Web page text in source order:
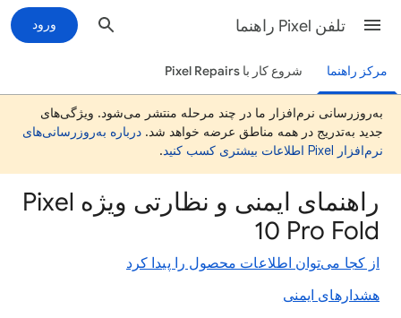
تلفن Pixel راهنما ورود
مرکز راهنما شروع کار با Pixel Repairs
به‌روزرسانی نرم‌افزار ما در چند مرحله منتشر می‌شود. ویژگی‌های
جدید به‌تدریج در همه مناطق عرضه خواهد شد. درباره به‌روزرسانی‌های
نرم‌افزار Pixel اطلاعات بیشتری کسب کنید
.
راهنمای ایمنی و نظارتی ویژه Pixel
10 Pro Fold
از کجا می‌توان اطلاعات محصول را پیدا کرد
هشدارهای ایمنی